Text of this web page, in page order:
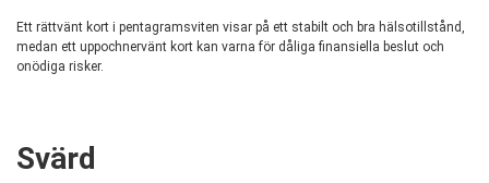
Ett rättvänt kort i pentagramsviten visar på ett stabilt och bra hälsotillstånd,
medan ett uppochnervänt kort kan varna för dåliga finansiella beslut och
onödiga risker.
Svärd